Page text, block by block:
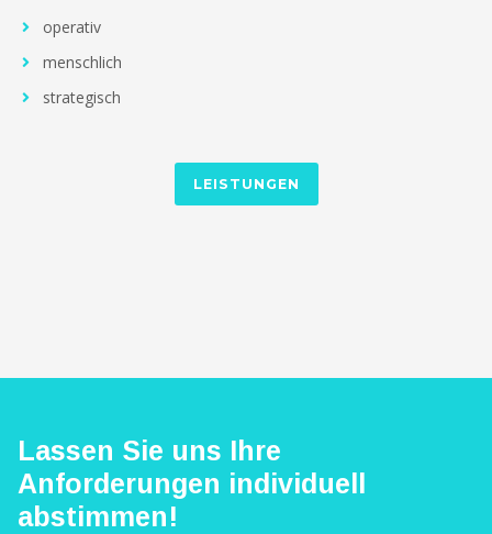
operativ
menschlich
strategisch
LEISTUNGEN
Lassen Sie uns Ihre
Anforderungen individuell
abstimmen!